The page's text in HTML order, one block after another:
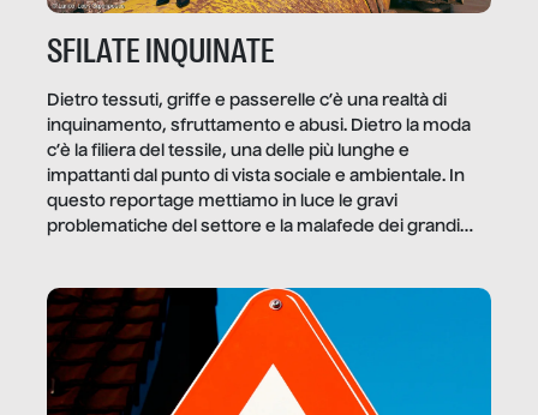
SFILATE INQUINATE
Dietro tessuti, griffe e passerelle c’è una realtà di
inquinamento, sfruttamento e abusi. Dietro la moda
c’è la filiera del tessile, una delle più lunghe e
impattanti dal punto di vista sociale e ambientale. In
questo reportage mettiamo in luce le gravi
problematiche del settore e la malafede dei grandi